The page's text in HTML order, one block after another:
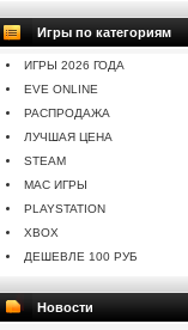
Игры по категориям
ИГРЫ 2026 ГОДА
EVE ONLINE
РАСПРОДАЖА
ЛУЧШАЯ ЦЕНА
STEAM
MAC ИГРЫ
PLAYSTATION
XBOX
ДЕШЕВЛЕ 100 РУБ
Новости